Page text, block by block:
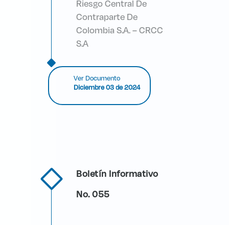
Riesgo Central De
Contraparte De
Colombia S.A. – CRCC
S.A
Ver Documento
Diciembre 03 de 2024
Boletín Informativo
No. 055